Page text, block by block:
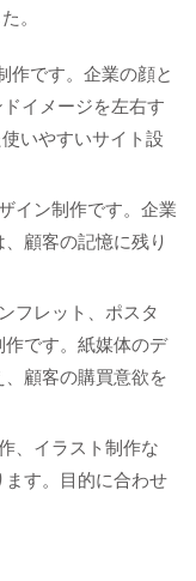
。
作です。企業の顔と
イメージを左右す
いやすいサイト設
イン制作です。企業
顧客の記憶に残り
フレット、ポスタ
です。紙媒体のデ
顧客の購買意欲を
、イラスト制作な
ます。目的に合わせ